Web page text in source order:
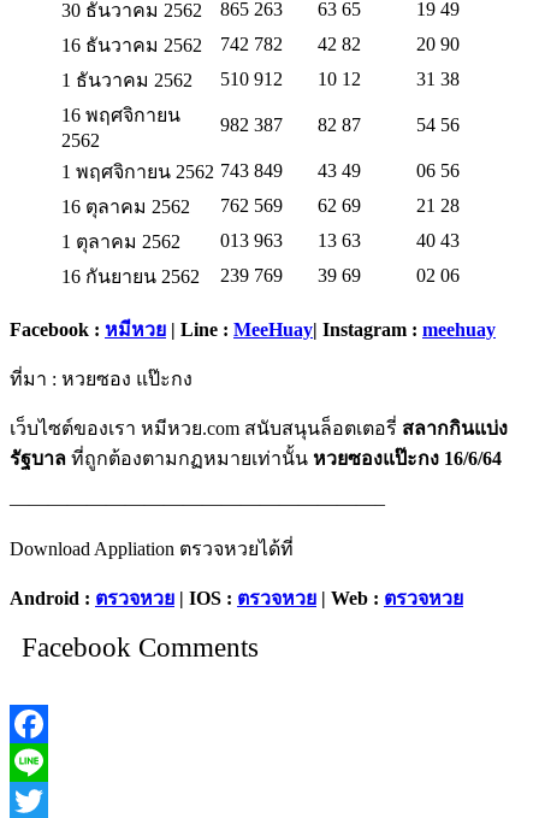
30 ธันวาคม 2562 865 263 63 65
19 49
16 ธันวาคม 2562
742 782 42 82
20 90
1 ธันวาคม 2562
510 912 10 12
31 38
16 พฤศจิกายน
2562
982 387 82 87 54 56
1 พฤศจิกายน 2562 743 849 43 49
06 56
16 ตุลาคม 2562
762 569 62 69
21 28
1 ตุลาคม 2562
013 963 13 63
40 43
16 กันยายน 2562
239 769 39 69 02 06
Facebook : หมีหวย | Line : MeeHuay| Instagram : meehuay
ที่มา : หวยซอง แป๊ะกง
เว็บไซต์ของเรา หมีหวย.com สนับสนุนล็อตเตอรี่ สลากกินแบ่ง
รัฐบาล ที่ถูกต้องตามกฏหมายเท่านั้น หวยซองแป๊ะกง 16/6/64
———————————————————–
Download Appliation ตรวจหวยได้ที่
Android : ตรวจหวย | IOS : ตรวจหวย | Web : ตรวจหวย
Facebook Comments
Facebook
Line